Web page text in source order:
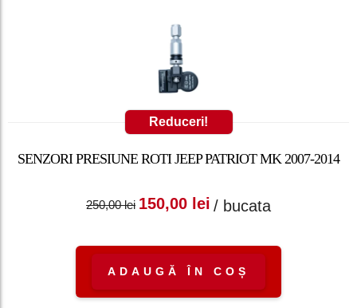
Reduceri!
SENZORI PRESIUNE ROTI JEEP PATRIOT MK 2007-2014
250,00lei
Prețul inițial a fost:
150,00 lei
Prețul curent
/ bucata
ADAUGĂ ÎN COȘ